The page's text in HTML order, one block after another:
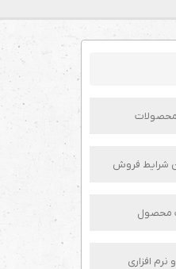
شرایط فروش
محصول
نرم افزاری